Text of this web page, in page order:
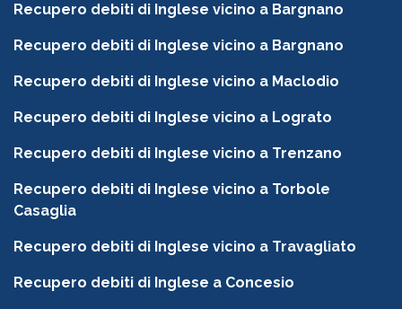
Recupero debiti di Inglese vicino a Bargnano
Recupero debiti di Inglese vicino a Bargnano
Recupero debiti di Inglese vicino a Maclodio
Recupero debiti di Inglese vicino a Lograto
Recupero debiti di Inglese vicino a Trenzano
Recupero debiti di Inglese vicino a Torbole
Casaglia
Recupero debiti di Inglese vicino a Travagliato
Recupero debiti di Inglese a Concesio